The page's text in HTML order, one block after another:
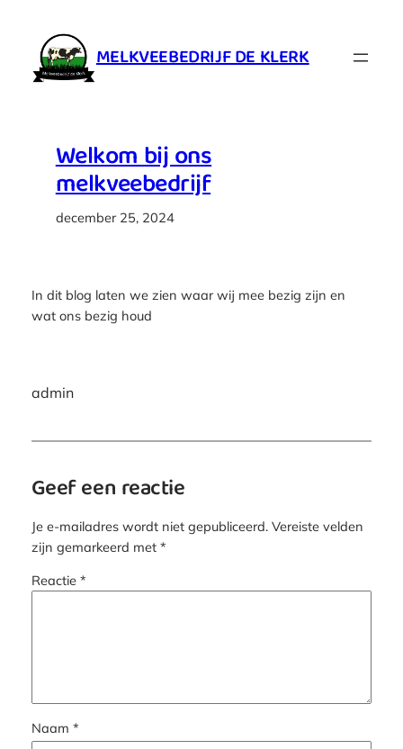
inhoud
MELKVEEBEDRIJF DE KLERK
Welkom bij ons
melkveebedrijf
december 25, 2024
In dit blog laten we zien waar wij mee bezig zijn en
wat ons bezig houd
admin
Geef een reactie
Je e-mailadres wordt niet gepubliceerd. Vereiste velden
zijn gemarkeerd met *
Reactie *
Naam *